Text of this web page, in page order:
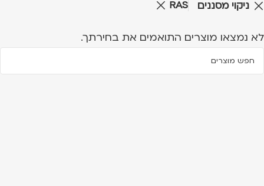
ניקוי מסננים RAS
לא נמצאו מוצרים התואמים את בחירתך.